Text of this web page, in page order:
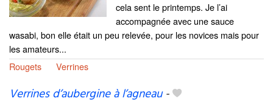
cela sent le printemps. Je l’ai
accompagnée avec une sauce
wasabi, bon elle était un peu relevée, pour les novices mais pour
les amateurs...
Rougets
Verrines
Verrines d’aubergine à l’agneau-